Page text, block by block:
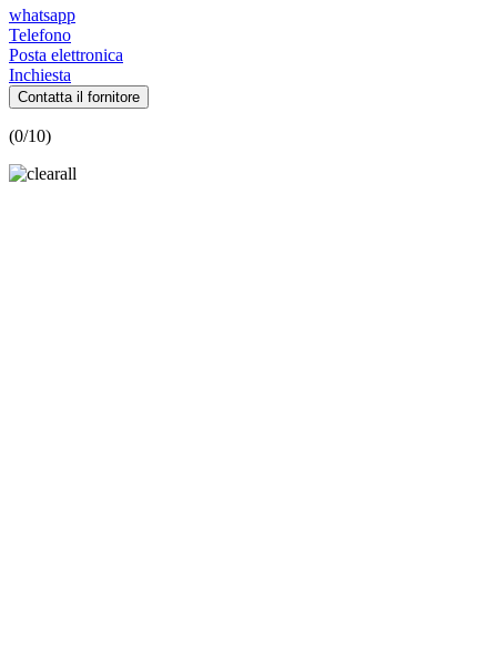
whatsapp
Telefono
Posta elettronica
Inchiesta
Contatta il fornitore
(0/10)